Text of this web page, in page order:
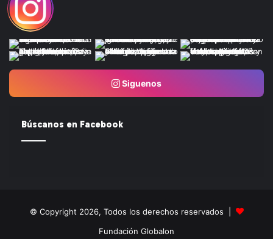
Siguenos
Búscanos en Facebook
© Copyright 2026, Todos los derechos reservados |
Fundación Globalon